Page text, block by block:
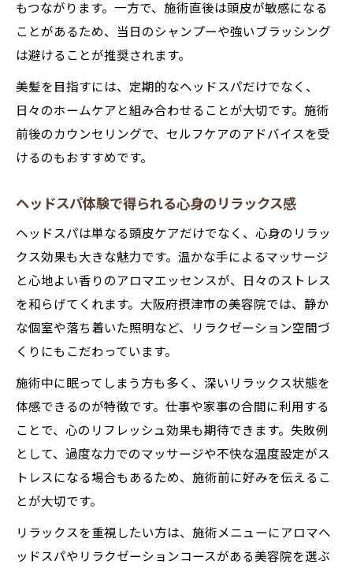
もつながります。一方で、施術直後は頭皮が敏感になる
ことがあるため、当日のシャンプーや強いブラッシング
は避けることが推奨されます。
美髪を目指すには、定期的なヘッドスパだけでなく、
日々のホームケアと組み合わせることが大切です。施術
前後のカウンセリングで、セルフケアのアドバイスを受
けるのもおすすめです。
ヘッドスパ体験で得られる心身のリラックス感
ヘッドスパは単なる頭皮ケアだけでなく、心身のリラッ
クス効果も大きな魅力です。温かな手によるマッサージ
と心地よい香りのアロマエッセンスが、日々のストレス
を和らげてくれます。大阪府摂津市の美容院では、静か
な個室や落ち着いた照明など、リラクゼーション空間づ
くりにもこだわっています。
施術中に眠ってしまう方も多く、深いリラックス状態を
体感できるのが特徴です。仕事や家事の合間に利用する
ことで、心のリフレッシュ効果も期待できます。失敗例
として、過度な力でのマッサージや不快な温度設定がス
トレスになる場合もあるため、施術前に好みを伝えるこ
とが大切です。
リラックスを重視したい方は、施術メニューにアロマヘ
ッドスパやリラクゼーションコースがある美容院を選ぶ